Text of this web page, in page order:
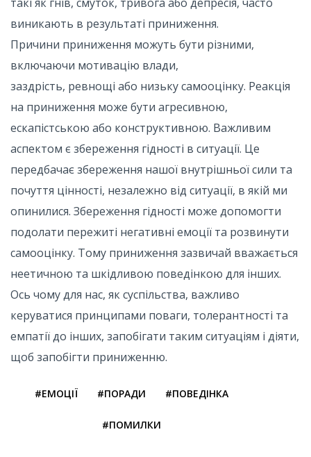
виникають в результаті приниження.
Причини приниження можуть бути різними,
включаючи мотивацію влади,
заздрість, ревнощі або низьку самооцінку. Реакція
на приниження може бути агресивною,
ескапістською або конструктивною. Важливим
аспектом є збереження гідності в ситуації. Це
передбачає збереження нашої внутрішньої сили та
почуття цінності, незалежно від ситуації, в якій ми
опинилися. Збереження гідності може допомогти
подолати пережиті негативні емоції та розвинути
самооцінку. Тому приниження зазвичай вважається
неетичною та шкідливою поведінкою для інших.
Ось чому для нас, як суспільства, важливо
керуватися принципами поваги, толерантності та
емпатії до інших, запобігати таким ситуаціям і діяти,
щоб запобігти приниженню.
#ЕМОЦІЇ #ПОРАДИ #ПОВЕДІНКА
#ПОМИЛКИ